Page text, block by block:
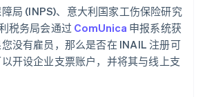
局 (INPS)、意大利国家工伤保险研究
税务局会通过 ComUnica 申报系统获
没有雇员，那么是否在 INAIL 注册可
开设企业支票账户，并将其与线上支